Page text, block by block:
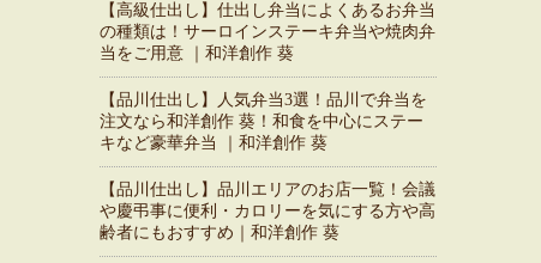
【高級仕出し】仕出し弁当によくあるお弁当
の種類は！サーロインステーキ弁当や焼肉弁
当をご用意 ｜和洋創作 葵
【品川仕出し】人気弁当3選！品川で弁当を
注文なら和洋創作 葵！和食を中心にステー
キなど豪華弁当 ｜和洋創作 葵
【品川仕出し】品川エリアのお店一覧！会議
や慶弔事に便利・カロリーを気にする方や高
齢者にもおすすめ｜和洋創作 葵